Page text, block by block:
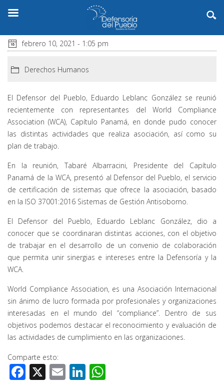
febrero 10, 2021 - 1:05 pm
Derechos Humanos
El Defensor del Pueblo, Eduardo Leblanc González se reunió
recientemente con representantes del World Compliance
Association (WCA), Capítulo Panamá, en donde pudo conocer
las distintas actividades que realiza asociación, así como su
plan de trabajo.
En la reunión, Tabaré Albarracini, Presidente del Capítulo
Panamá de la WCA, presentó al Defensor del Pueblo, el servicio
de certificación de sistemas que ofrece la asociación, basado
en la ISO 37001:2016 Sistemas de Gestión Antisoborno.
El Defensor del Pueblo, Eduardo Leblanc González, dio a
conocer que se coordinaran distintas acciones, con el objetivo
de trabajar en el desarrollo de un convenio de colaboración
que permita unir sinergias e intereses entre la Defensoría y la
WCA.
World Compliance Association, es una Asociación Internacional
sin ánimo de lucro formada por profesionales y organizaciones
interesadas en el mundo del “compliance”. Dentro de sus
objetivos podemos destacar el reconocimiento y evaluación de
las actividades de cumplimiento en las organizaciones.
Comparte esto:
Facebook
X EmailLinkedIn